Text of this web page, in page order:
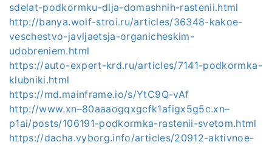
sdelat-podkormku-dlja-domashnih-rastenii.html
http://banya.wolf-stroi.ru/articles/36348-kakoe-
veschestvo-javljaetsja-organicheskim-
udobreniem.html
https://auto-expert-krd.ru/articles/7141-podkormka-
klubniki.html
https://md.mainframe.io/s/YtC9Q-vAf
http://www.xn–80aaaogqxgcfk1afigx5g5c.xn–
p1ai/posts/106191-podkormka-rastenii-svetom.html
https://dacha.vyborg.info/articles/20912-aktivnoe-